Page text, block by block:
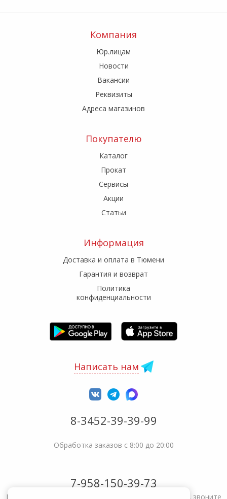
Компания
Юр.лицам
Новости
Вакансии
Реквизиты
Адреса магазинов
Покупателю
Каталог
Прокат
Сервисы
Акции
Статьи
Информация
Доставка и оплата в Тюмени
Гарантия и возврат
Политика
конфиденциальности
Написать нам
8-3452-39-39-99
Обработка заказов с 8:00 до 20:00
7-958-150-39-73
Не получается решить вопрос или возникла жалоба, звоните